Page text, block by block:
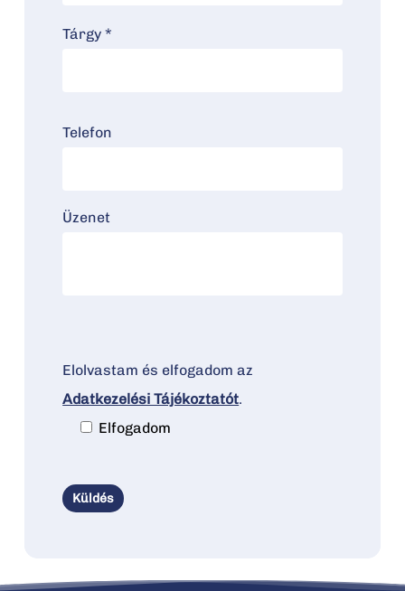
Tárgy *
Telefon
Üzenet
Elolvastam és elfogadom az
Adatkezelési Tájékoztatót.
Elfogadom